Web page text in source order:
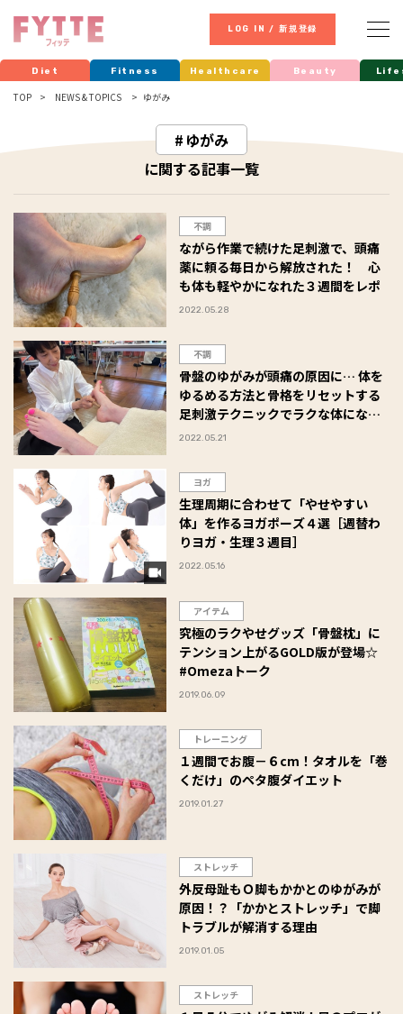
LOG IN / 新規登録
Diet Fitness Healthcare Beauty
TOP NEWS & TOPICS ゆがみ
ゆがみ
に関する記事一覧
不調
ながら作業で続けた足刺激で、頭痛
薬に頼る毎日から解放された！ 心
も体も軽やかになれた３週間をレポ
2022.05.28
不調
骨盤のゆがみが頭痛の原因に… 体を
ゆるめる方法と骨格をリセットする
足刺激テクニックでラクな体になろ
う！
2022.05.21
ヨガ
生理周期に合わせて「やせやすい
体」を作るヨガポーズ４選［週替わ
りヨガ・生理３週目］
2022.05.16
アイテム
究極のラクやせグッズ「骨盤枕」に
テンション上がるGOLD版が登場☆
#Omezaトーク
2019.06.09
トレーニング
１週間でお腹－６cm！タオルを「巻
くだけ」のペタ腹ダイエット
2019.01.27
ストレッチ
外反母趾もＯ脚もかかとのゆがみが
原因！？「かかとストレッチ」で脚
トラブルが解消する理由
2019.01.05
ストレッチ